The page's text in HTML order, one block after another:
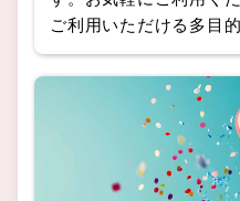
ご利用いただける多目